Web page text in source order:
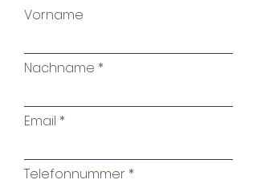
Vorname
Nachname
Email
Telefonnummer